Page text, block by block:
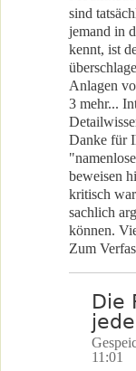
sind
jemand in
kennt, ist
Anlagen
3 mehr...
Danke für
beweisen
kritisch
sachlich
können.
Zum
Die
11:01